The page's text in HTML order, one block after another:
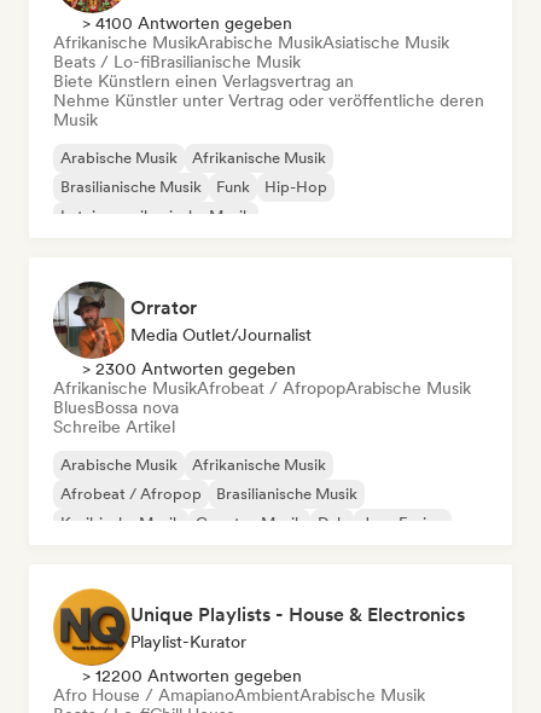
> 4100 Antworten gegeben
Afrikanische MusikArabische MusikAsiatische Musik
Beats / Lo-fiBrasilianische Musik
Biete Künstlern einen Verlagsvertrag an
Nehme Künstler unter Vertrag oder veröffentliche deren
Musik
Arabische Musik
Afrikanische Musik
Brasilianische Musik
Funk
Hip-Hop
Lateinamerikanische Musik
Orrator
Media Outlet/Journalist
> 2300 Antworten gegeben
Afrikanische MusikAfrobeat / AfropopArabische Musik
BluesBossa nova
Schreibe Artikel
Arabische Musik
Afrikanische Musik
Afrobeat / Afropop
Brasilianische Musik
Karibische Musik
Country-Musik Dub Jazz-Fusion
Unique Playlists - House & Electronics
Playlist-Kurator
> 12200 Antworten gegeben
Afro House / AmapianoAmbientArabische Musik